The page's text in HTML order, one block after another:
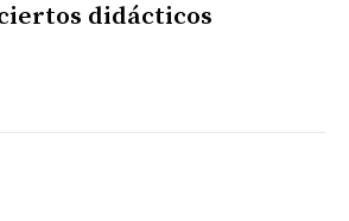
didácticos